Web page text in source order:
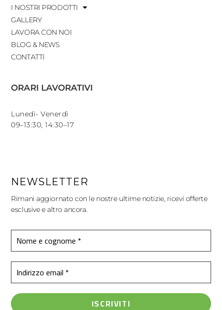
I NOSTRI PRODOTTI
GALLERY
LAVORA CON NOI
BLOG & NEWS
CONTATTI
ORARI LAVORATIVI
Lunedì- Venerdì
09–13:30, 14:30–17
NEWSLETTER
Rimani aggiornato con le nostre ultime notizie, ricevi offerte
esclusive e altro ancora.